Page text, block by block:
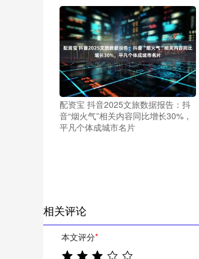
配资宝 抖音2025文旅数据报告：抖
音“烟火气”相关内容同比增长30%，
平凡个体成城市名片
相关评论
本文评分*